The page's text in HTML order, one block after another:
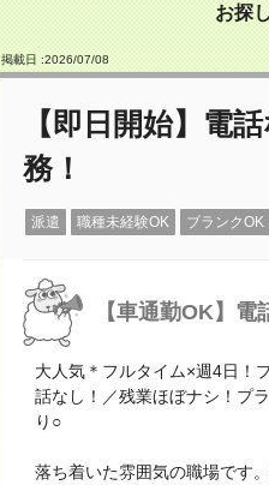
お探
掲載日 :2026/07/08
【即日開始】電
務！
派遣 職種未経験OK ブランクOK
【車通勤OK】
大人気＊フルタイム×週4日！
話なし！／残業ほぼナシ！プ
り○
落ち着いた雰囲気の職場です